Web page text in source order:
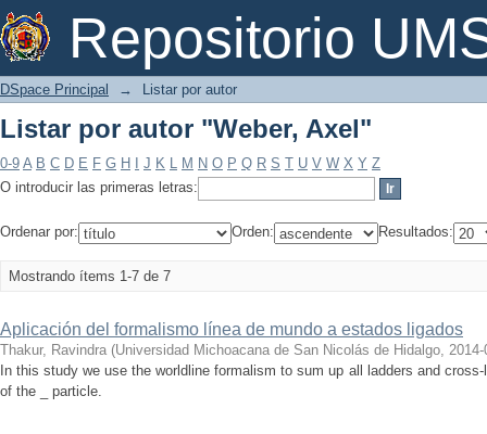
Repositorio
Listar por autor "Weber, Axel"
DSpace Principal → Listar por autor
Listar por autor "Weber, Axel"
0-9 A B C D E F G H J K L M N O P Q R S T U V W X Y Z
O introducir las primeras letras:
Ordenar por: Orden: Resultados:
Mostrando ítems 1-7 de 7
Aplicación del formalismo línea de mundo a estados ligados
Thakur, Ravindra (Universidad Michoacana de San Nicolás de Hidalgo, 2014-
In this study we use the worldline formalism to sum up all ladders and
of the _ particle.